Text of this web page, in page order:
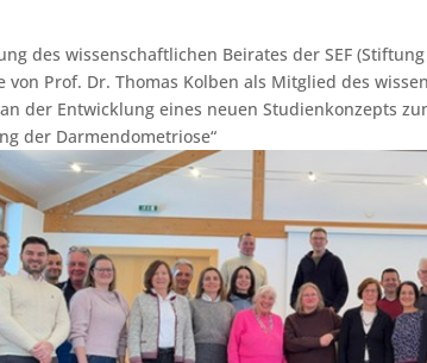
des wissenschaftlichen Beirates der SEF
von Prof. Dr. Thomas Kolben als Mitglied des
der Entwicklung eines neuen Studienkonzepts
der Darmendometriose“